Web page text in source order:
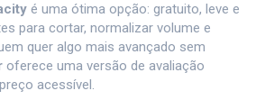
é uma ótima opção: gratuito, leve e
para cortar, normalizar volume e
quer algo mais avançado sem
oferece uma versão de avaliação
acessível.